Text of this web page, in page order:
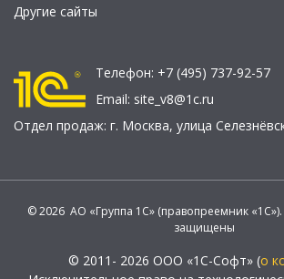
Другие сайты
Телефон: +7 (495) 737-92-57
Email: site_v8@1c.ru
Отдел продаж: г. Москва, улица
© 2026 АО «Группа 1С» (правопреемник «1С»).
защищены
© 2011- 2026 ООО «1С-Софт» (о